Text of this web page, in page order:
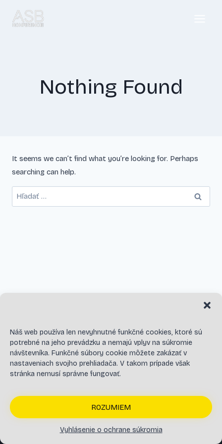
Náš web používa len nevyhnutné funkčné cookies, ktoré sú
potrebné na jeho prevádzku a nemajú vplyv na súkromie
návštevníka. Funkčné súbory cookie môžete zakázať v
nastaveniach svojho prehliadača. V takom prípade však
stránka nemusí správne fungovať.
ROZUMIEM
Vyhlásenie o ochrane súkromia
Nothing Found
It seems we can’t find what you’re looking for. Perhaps
searching can help.
Hľadať:
© 2026 JAGA GROUP